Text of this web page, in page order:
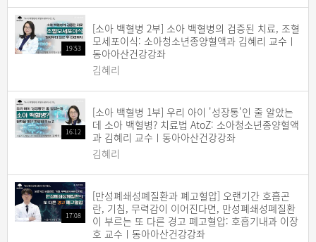
19:53
[소아 백혈병 2부] 소아 백혈병의 검증된 치료, 조혈
모세포이식: 소아청소년종양혈액과 김혜리 교수ㅣ
동아아산건강강좌
김혜리
16:12
[소아 백혈병 1부] 우리 아이 '성장통'인 줄 알았는
데 소아 백혈병? 치료법 AtoZ: 소아청소년종양혈액
과 김혜리 교수ㅣ동아아산건강강좌
김혜리
17:08
[만성폐쇄성폐질환과 폐고혈압] 오랜기간 호흡곤
란, 기침, 무력감이 이어진다면, 만성폐쇄성폐질환
이 부르는 또 다른 경고 폐고혈압: 호흡기내과 이장
호 교수ㅣ동아아산건강강좌